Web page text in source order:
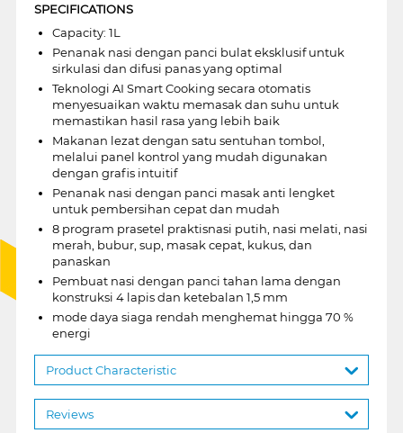
SPECIFICATIONS
Capacity: 1L
Penanak nasi dengan panci bulat eksklusif untuk
sirkulasi dan difusi panas yang optimal
Teknologi AI Smart Cooking secara otomatis
menyesuaikan waktu memasak dan suhu untuk
memastikan hasil rasa yang lebih baik
Makanan lezat dengan satu sentuhan tombol,
melalui panel kontrol yang mudah digunakan
dengan grafis intuitif
Penanak nasi dengan panci masak anti lengket
untuk pembersihan cepat dan mudah
8 program prasetel praktisnasi putih, nasi melati, nasi
merah, bubur, sup, masak cepat, kukus, dan
panaskan
Pembuat nasi dengan panci tahan lama dengan
konstruksi 4 lapis dan ketebalan 1,5 mm
mode daya siaga rendah menghemat hingga 70 %
energi
Product Characteristic
Reviews